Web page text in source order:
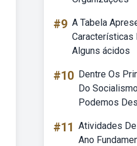
#9 A Tabela
Características
Alguns ácidos
#10 Dentre Os
Do
Podemos
#11 Atividades
Ano